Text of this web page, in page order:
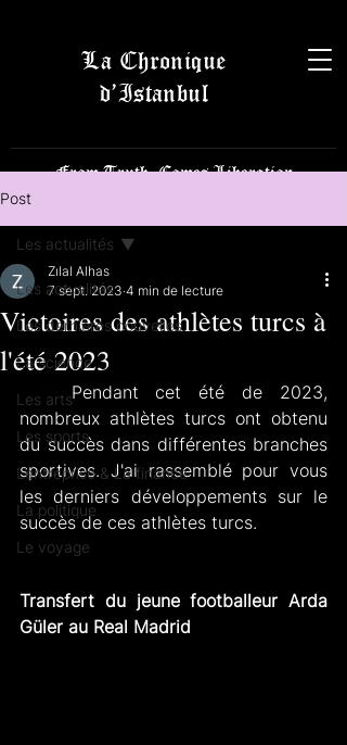
La Chronique
d’Istanbul
From Truth, Comes Liberation
Post
Les actualités
Les dernières nouvelles
La science
Les arts
Les sports
L’entreprise & La finance
La politique
Le voyage
Les actualités
Victoires des athlètes turcs à
l'été 2023
Zılal Alhas
7 sept. 2023 4 min de lecture
   Pendant cet été de 2023,
nombreux athlètes turcs ont obtenu
du succès dans différentes branches
sportives. J'ai rassemblé pour vous
les derniers développements sur le
succès de ces athlètes turcs.
Transfert du jeune footballeur Arda
Güler au Real Madrid